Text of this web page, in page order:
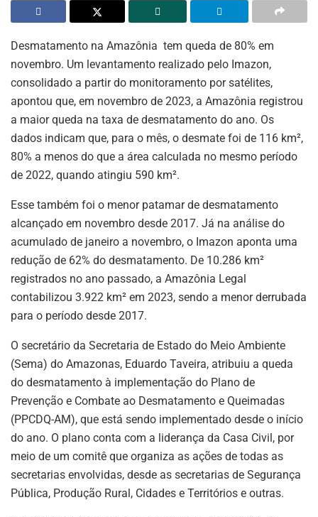
Desmatamento na Amazônia tem queda de 80% em
novembro. Um levantamento realizado pelo Imazon,
consolidado a partir do monitoramento por satélites,
apontou que, em novembro de 2023, a Amazônia registrou
a maior queda na taxa de desmatamento do ano. Os
dados indicam que, para o mês, o desmate foi de 116 km²,
80% a menos do que a área calculada no mesmo período
de 2022, quando atingiu 590 km².
Esse também foi o menor patamar de desmatamento
alcançado em novembro desde 2017. Já na análise do
acumulado de janeiro a novembro, o Imazon aponta uma
redução de 62% do desmatamento. De 10.286 km²
registrados no ano passado, a Amazônia Legal
contabilizou 3.922 km² em 2023, sendo a menor derrubada
para o período desde 2017.
O secretário da Secretaria de Estado do Meio Ambiente
(Sema) do Amazonas, Eduardo Taveira, atribuiu a queda
do desmatamento à implementação do Plano de
Prevenção e Combate ao Desmatamento e Queimadas
(PPCDQ-AM), que está sendo implementado desde o início
do ano. O plano conta com a liderança da Casa Civil, por
meio de um comitê que organiza as ações de todas as
secretarias envolvidas, desde as secretarias de Segurança
Pública, Produção Rural, Cidades e Territórios e outras.